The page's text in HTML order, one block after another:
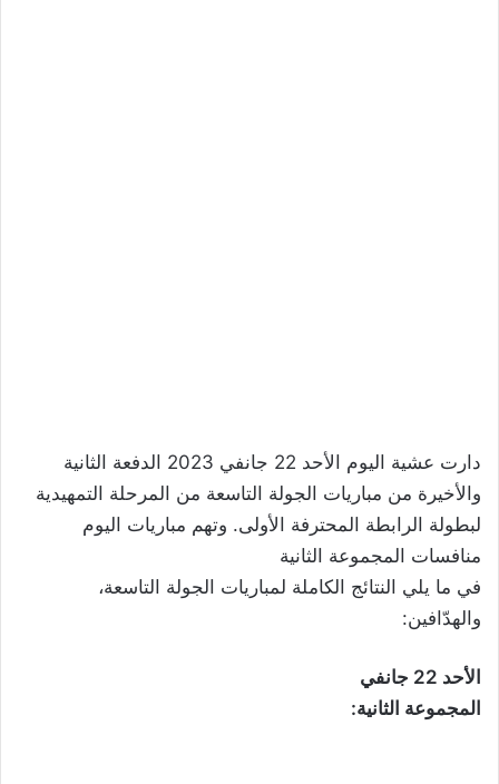
دارت عشية اليوم الأحد 22 جانفي 2023 الدفعة الثانية
والأخيرة من مباريات الجولة التاسعة من المرحلة التمهيدية
لبطولة الرابطة المحترفة الأولى. وتهم مباريات اليوم
منافسات المجموعة الثانية
في ما يلي النتائج الكاملة لمباريات الجولة التاسعة،
والهدّافين:
الأحد 22 جانفي
المجموعة الثانية: